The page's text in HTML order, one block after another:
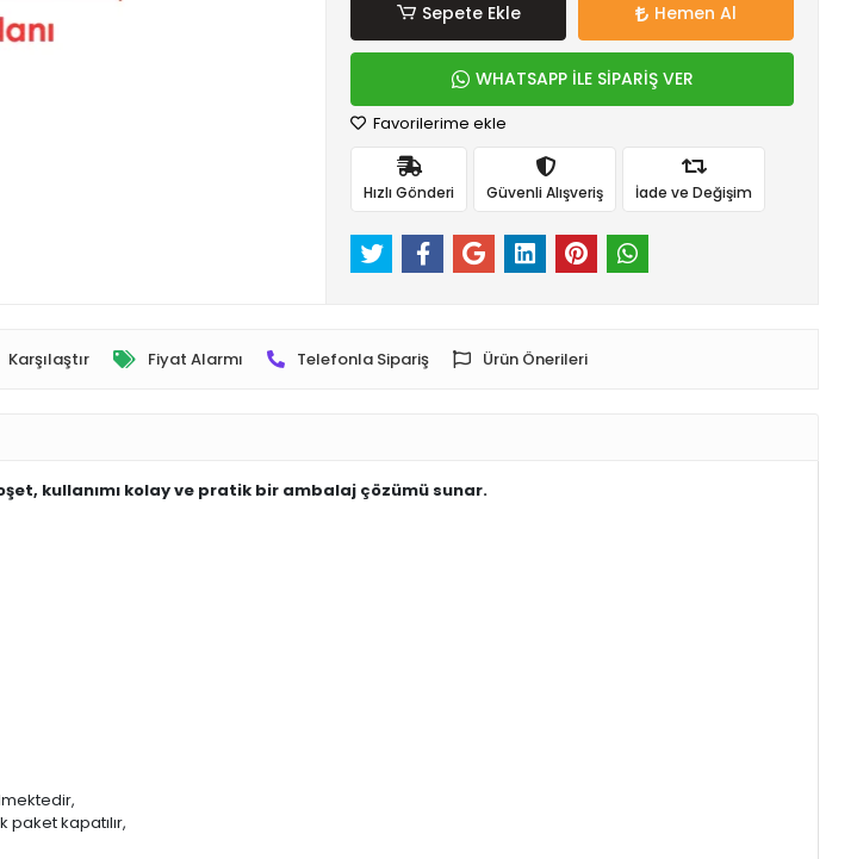
Sepete Ekle Hemen Al
WHATSAPP İLE SİPARİŞ VER
Favorilerime ekle
Hızlı Gönderi Güvenli Alışveriş İade ve Değişim
Karşılaştır Fiyat Alarmı Telefonla Sipariş Ürün Önerileri
kullanımı kolay ve pratik bir ambalaj çözümü sunar.
paket kapatılır,